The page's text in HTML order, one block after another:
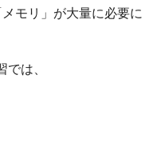
モリ」が大量に必要に
は、